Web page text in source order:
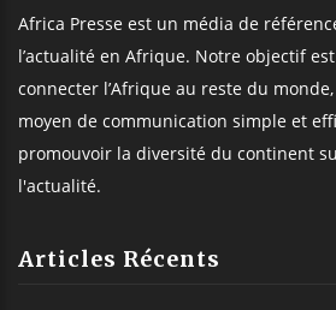
Africa Presse est un média de
l’actualité en Afrique. Notre objectif
connecter l’Afrique au reste du
moyen de communication simple et
promouvoir la diversité du continent
l'actualité.
Articles Récents